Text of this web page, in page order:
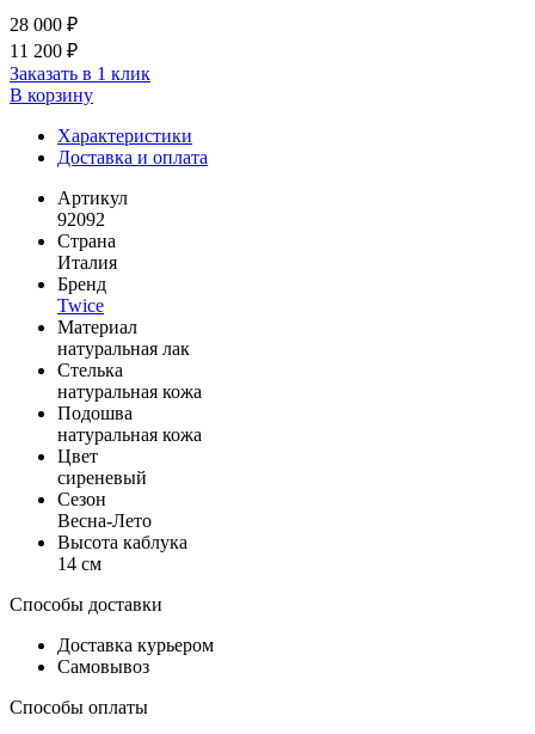
28 000 ₽
11 200 ₽
Заказать в 1 клик
В корзину
Характеристики
Доставка и оплата
Артикул
92092
Страна
Италия
Бренд
Twice
Материал
натуральная лак
Стелька
натуральная кожа
Подошва
натуральная кожа
Цвет
сиреневый
Сезон
Весна-Лето
Высота каблука
14 см
Способы доставки
Доставка курьером
Самовывоз
Способы оплаты